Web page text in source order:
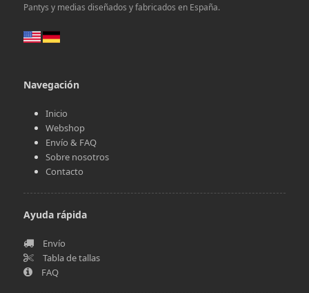
Pantys y medias diseñados y fabricados en España.
Navegación
Inicio
Webshop
Envío & FAQ
Sobre nosotros
Contacto
Ayuda rápida
Envío
Tabla de tallas
FAQ